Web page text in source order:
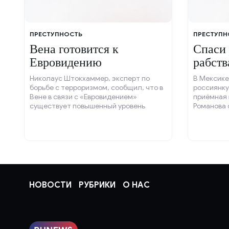
ПРЕСТУПНОСТЬ
Вена готовится к
Евровидению
Николаус Штокхаммер, эксперт по
борьбе с терроризмом, сообщил, что в
Вене в связи с «Евровидением»
существует повышенный уровень
Спаси
В
приёмная
Романова
НОВОСТИ РУБРИКИ О НАС